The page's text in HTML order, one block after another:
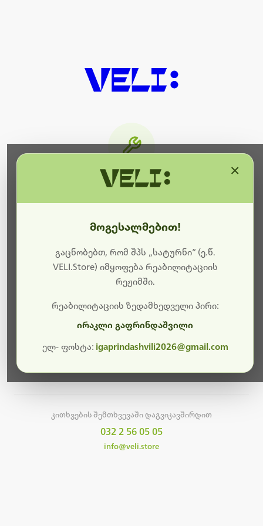
ბოდიშს გიხდით შეფერხებისთვის. ამჟამად
მიმდინარეობს საიტის განახლება და ტექნიკური
სამუშაოები.
მალე ისევ ხელმისაწვდომი იქნება. გმადლობთ
კითხვების შემთხვევაში დაგვიკავშირდით
032 2 56 05 05
info@veli.store
მოგესალმებით!
გაცნობებთ, რომ შპს „სატურნი“ (ე.წ.
VELI.Store) იმყოფება რეაბილიტაციის
რეჟიმში.
რეაბილიტაციის ზედამხედველი პირი:
ირაკლი გაფრინდაშვილი
ელ- ფოსტა: igaprindashvili2026@gmail.com
×